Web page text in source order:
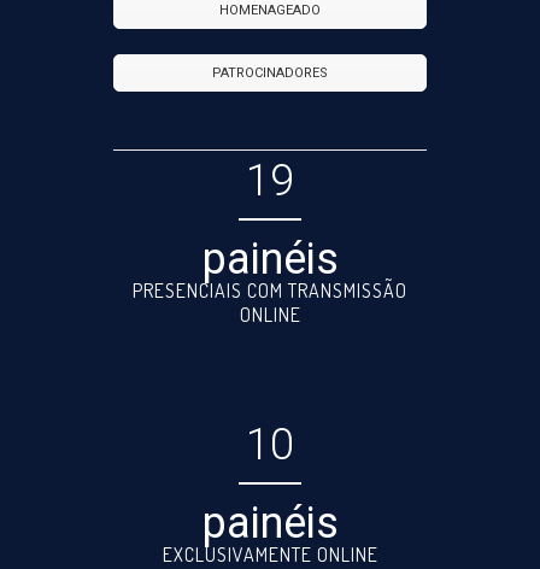
HOMENAGEADO
PATROCINADORES
19
painéis
PRESENCIAIS COM TRANSMISSÃO
ONLINE
10
painéis
EXCLUSIVAMENTE ONLINE